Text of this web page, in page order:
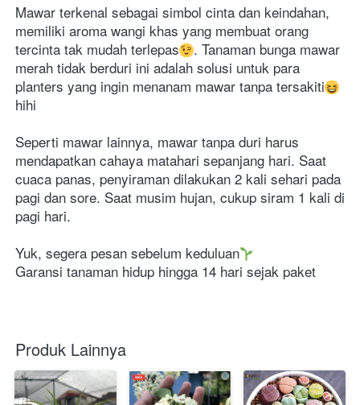
Mawar terkenal sebagai simbol cinta dan keindahan,
memiliki aroma wangi khas yang membuat orang
tercinta tak mudah terlepas
. Tanaman bunga mawar
merah tidak berduri ini adalah solusi untuk para
planters yang ingin menanam mawar tanpa tersakiti
hihi
Seperti mawar lainnya, mawar tanpa duri harus
mendapatkan cahaya matahari sepanjang hari. Saat
cuaca panas, penyiraman dilakukan 2 kali sehari pada
pagi dan sore. Saat musim hujan, cukup siram 1 kali di
pagi hari.
Yuk, segera pesan sebelum keduluan
Garansi tanaman hidup hingga 14 hari sejak paket
Produk Lainnya